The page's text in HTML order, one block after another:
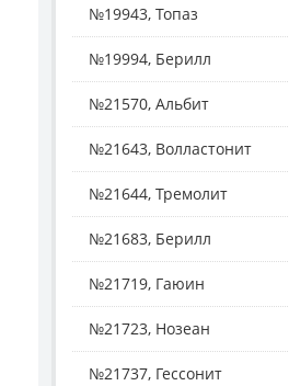
№19943, Топаз
№19994, Берилл
№21570, Альбит
№21643, Волластонит
№21644, Тремолит
№21683, Берилл
№21719, Гаюин
№21723, Нозеан
№21737, Гессонит